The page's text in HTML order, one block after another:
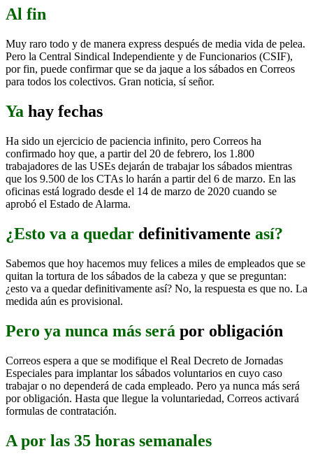
Al fin
Muy raro todo y de manera express después de media vida de pelea.
Pero la Central Sindical Independiente y de Funcionarios (CSIF),
por fin, puede confirmar que se da jaque a los sábados en Correos
para todos los colectivos. Gran noticia, sí señor.
Ya hay fechas
Ha sido un ejercicio de paciencia infinito, pero Correos ha
confirmado hoy que, a partir del 20 de febrero, los 1.800
trabajadores de las USEs dejarán de trabajar los sábados mientras
que los 9.500 de los CTAs lo harán a partir del 6 de marzo. En las
oficinas está logrado desde el 14 de marzo de 2020 cuando se
aprobó el Estado de Alarma.
¿Esto va a quedar definitivamente así?
Sabemos que hoy hacemos muy felices a miles de empleados que se
quitan la tortura de los sábados de la cabeza y que se preguntan:
¿esto va a quedar definitivamente así? No, la respuesta es que no. La
medida aún es provisional.
Pero ya nunca más será por obligación
Correos espera a que se modifique el Real Decreto de Jornadas
Especiales para implantar los sábados voluntarios en cuyo caso
trabajar o no dependerá de cada empleado. Pero ya nunca más será
por obligación. Hasta que llegue la voluntariedad, Correos activará
formulas de contratación.
A por las 35 horas semanales